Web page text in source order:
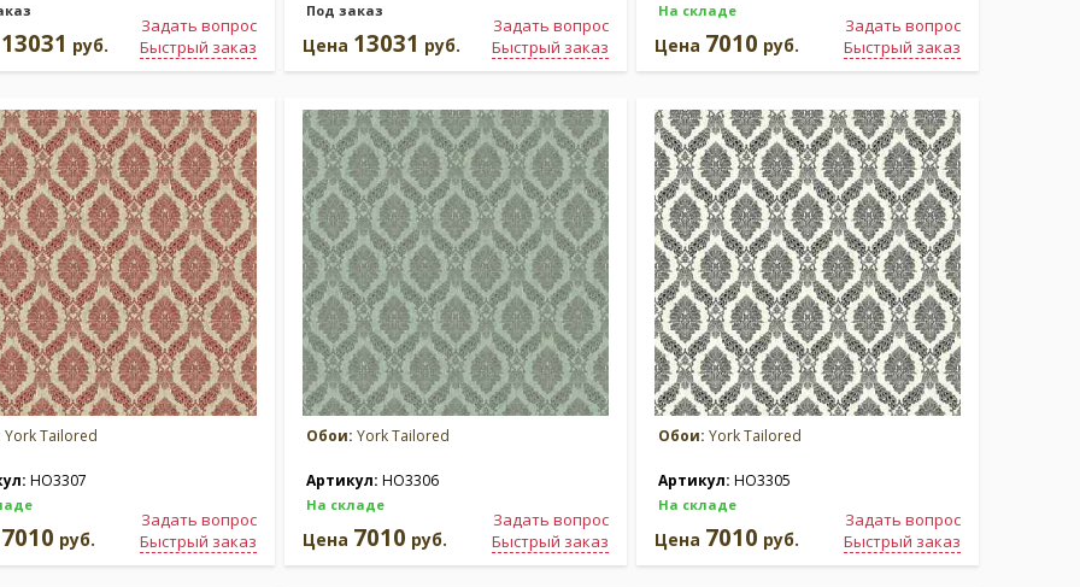
Задать вопрос
Быстрый заказ
13031 руб.
Под заказ
Задать вопрос
Быстрый заказ
Цена 13031 руб.
На складе
Задать вопрос
Быстрый заказ
Цена 7010 руб.
York Tailored
HO3307
Задать вопрос
Быстрый заказ
7010 руб.
Обои: York Tailored
Артикул: HO3306
На складе
Задать вопрос
Быстрый заказ
Цена 7010 руб.
Обои: York Tailored
Артикул: HO3305
На складе
Задать вопрос
Быстрый заказ
Цена 7010 руб.